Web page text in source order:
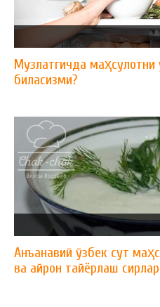
Музлатгичда маҳсулотни
биласизми?
Анъанавий ўзбек сут
ва айрон тайёрлаш